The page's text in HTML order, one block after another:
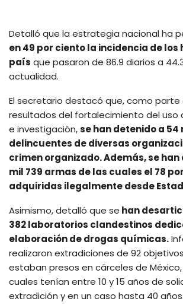
Detalló que la estrategia nacional ha
en 49 por ciento la incidencia de los
país que pasaron de 86.9 diarios a
actualidad.
El secretario destacó que, como parte
resultados del fortalecimiento del uso
e investigación,se han detenido a 54
delincuentes de diversas
crimen organizado. Además, se han
mil 739 armas de las cuales el 78
adquiridas ilegalmente desde
Asimismo, detalló que se han
382 laboratorios clandestinos
elaboración de drogas químicas.
realizaron extradiciones de 92
estaban presos en cárceles de
cuales tenían entre 10 y 15 años de
extradición y en un caso hasta 40 años.